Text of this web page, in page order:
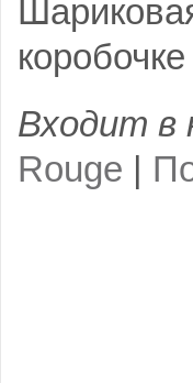
Входит в
Rouge |